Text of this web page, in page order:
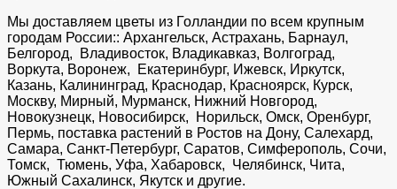
Мы доставляем цветы из Голландии по всем крупным
городам России:: Архангельск, Астрахань, Барнаул,
Белгород, Владивосток, Владикавказ, Волгоград,
Воркута, Воронеж, Екатеринбург, Ижевск, Иркутск,
Казань, Калининград, Краснодар, Красноярск, Курск,
Москву, Мирный, Мурманск, Нижний Новгород,
Новокузнецк, Новосибирск, Норильск, Омск, Оренбург,
Пермь, поставка растений в Ростов на Дону, Салехард,
Самара, Санкт-Петербург, Саратов, Симферополь, Сочи,
Томск, Тюмень, Уфа, Хабаровск, Челябинск, Чита,
Южный Сахалинск, Якутск и другие.